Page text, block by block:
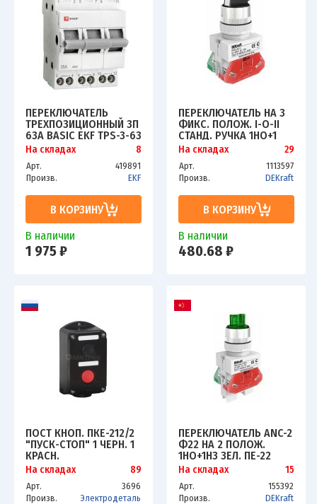
ПЕРЕКЛЮЧАТЕЛЬ
ТРЕХПОЗИЦИОННЫЙ 3П
63А BASIC EKF TPS-3-63
На складах 8
Арт.
419891
Произв.
EKF
В КОРЗИНУ
В наличии
1 975 ₽
ПЕРЕКЛЮЧАТЕЛЬ НА 3
ФИКС. ПОЛОЖ. I-O-II
СТАНД. РУЧКА 1НО+1
DEKRAFT 25052DEK
На складах 29
Арт.
1113597
Произв.
DEKraft
В КОРЗИНУ
В наличии
480.68 ₽
ПОСТ КНОП. ПКЕ-212/2
"ПУСК-СТОП" 1 ЧЕРН. 1
КРАСН.
ЭЛЕКТРОДЕТАЛЬ
ПКЕ-212/2.1Ч.1К
На складах 89
Арт.
3696
Произв.
Электродеталь
ПЕРЕКЛЮЧАТЕЛЬ ANC-2
Ф22 НА 2 ПОЛОЖ.
1НО+1НЗ ЗЕЛ. ПЕ-22
DEKRAFT 25057DEK
На складах 15
Арт.
155392
Произв.
DEKraft